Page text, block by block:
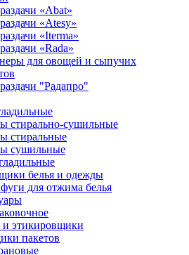
«Abat»
«Atesy»
«Iterma»
«Rada»
для овощей и сыпучих
"Радапро"
стирально-сушильные
стиральные
сушильные
белья и одежды
для отжима белья
и этикировщики
пакетов